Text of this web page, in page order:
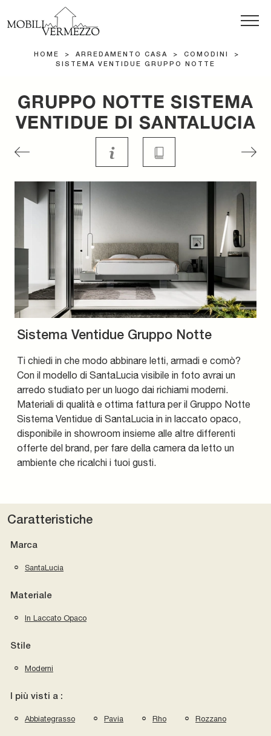
HOME > ARREDAMENTO CASA > COMODINI
>
SISTEMA VENTIDUE GRUPPO NOTTE
GRUPPO NOTTE SISTEMA
VENTIDUE DI SANTALUCIA
Sistema Ventidue Gruppo Notte
Ti chiedi in che modo abbinare letti, armadi e comò?
Con il modello di SantaLucia visibile in foto avrai un
arredo studiato per un luogo dai richiami moderni.
Materiali di qualità e ottima fattura per il Gruppo Notte
Sistema Ventidue di SantaLucia in in laccato opaco,
disponibile in showroom insieme alle altre differenti
offerte del brand, per fare della camera da letto un
ambiente che ricalchi i tuoi gusti.
Caratteristiche
Marca
SantaLucia
Materiale
In Laccato Opaco
Stile
Moderni
I più visti a :
Abbiategrasso Pavia Rho Rozzano